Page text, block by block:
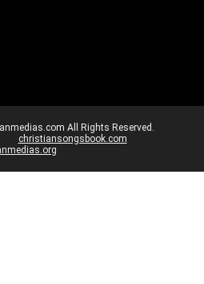
All Rights Reserved.
christiansongsbook.com